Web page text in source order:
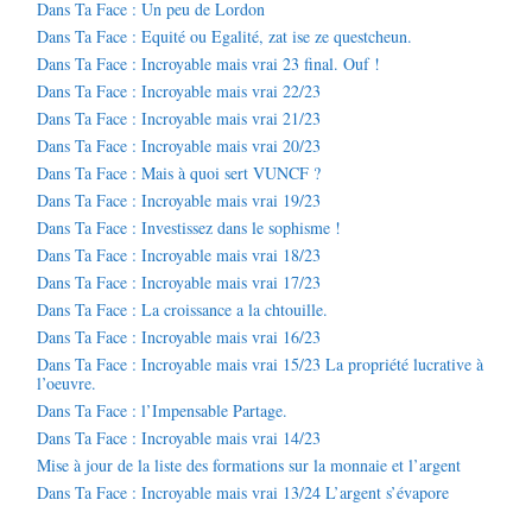
Dans Ta Face : Un peu de Lordon
Dans Ta Face : Equité ou Egalité, zat ise ze questcheun.
Dans Ta Face : Incroyable mais vrai 23 final. Ouf !
Dans Ta Face : Incroyable mais vrai 22/23
Dans Ta Face : Incroyable mais vrai 21/23
Dans Ta Face : Incroyable mais vrai 20/23
Dans Ta Face : Mais à quoi sert VUNCF ?
Dans Ta Face : Incroyable mais vrai 19/23
Dans Ta Face : Investissez dans le sophisme !
Dans Ta Face : Incroyable mais vrai 18/23
Dans Ta Face : Incroyable mais vrai 17/23
Dans Ta Face : La croissance a la chtouille.
Dans Ta Face : Incroyable mais vrai 16/23
Dans Ta Face : Incroyable mais vrai 15/23 La propriété lucrative à
l’oeuvre.
Dans Ta Face : l’Impensable Partage.
Dans Ta Face : Incroyable mais vrai 14/23
Mise à jour de la liste des formations sur la monnaie et l’argent
Dans Ta Face : Incroyable mais vrai 13/24 L’argent s’évapore